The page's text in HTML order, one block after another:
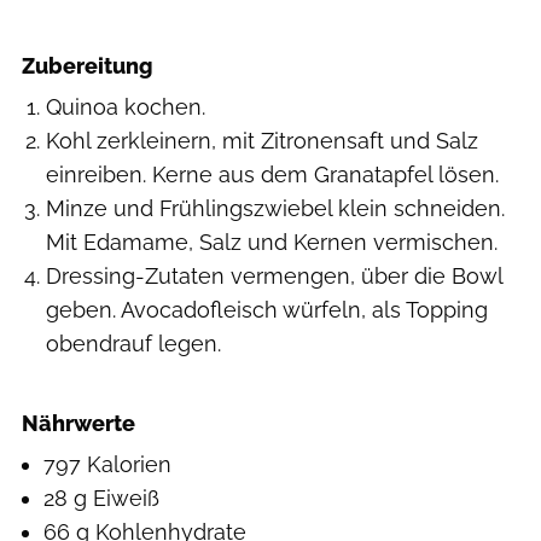
Zubereitung
Quinoa kochen.
Kohl zerkleinern, mit Zitronensaft und Salz
einreiben. Kerne aus dem Granatapfel lösen.
Minze und Frühlingszwiebel klein schneiden.
Mit Edamame, Salz und Kernen vermischen.
Dressing-Zutaten vermengen, über die Bowl
geben. Avocadofleisch würfeln, als Topping
obendrauf legen.
Nährwerte
797 Kalorien
28 g Eiweiß
66 g Kohlenhydrate